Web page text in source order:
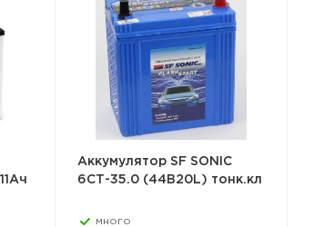
Аккумулятор SF SONIC
6СТ-35.0 (44B20L) тонк.кл
много